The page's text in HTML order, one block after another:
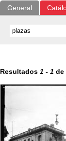
General
Resultados 1 - 1 de